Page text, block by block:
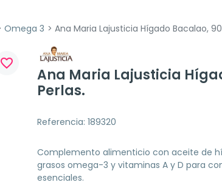
Omega 3 Ana Maria Lajusticia Hígado Bacalao,
favorite_border
Ana Maria Lajusticia
Perlas.
Referencia: 189320
Complemento alimenticio con aceite de
grasos omega-3 y vitaminas A y D para
esenciales.